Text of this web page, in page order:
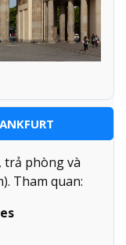
trả phòng và
Tham quan: